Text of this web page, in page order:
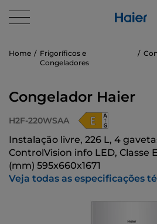
Home
Frigoríficos e
Congeladores
Congelador Haier
H2F-220WSAA
Instalação livre, 226 L, 4
ControlVision info LED, Classe
(mm) 595x660x1671
Veja todas as especificações